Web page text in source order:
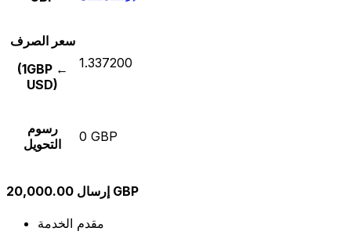
سعر الصرف
(1GBP ←
USD)
1.337200
رسوم
التحويل
0 GBP
إرسال 20,000.00 GBP
مقدم الخدمة